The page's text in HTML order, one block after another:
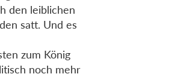
den leiblichen
satt. Und es
zum König
noch mehr